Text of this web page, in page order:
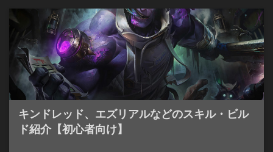
キンドレッド、エズリアルなどのスキル・ビル
ド紹介【初心者向け】